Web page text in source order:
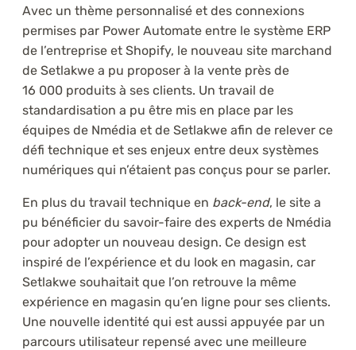
Avec un thème personnalisé et des connexions
permises par Power Automate entre le système ERP
de l’entreprise et Shopify, le nouveau site marchand
de Setlakwe a pu proposer à la vente près de
16 000 produits à ses clients. Un travail de
standardisation a pu être mis en place par les
équipes de Nmédia et de Setlakwe afin de relever ce
défi technique et ses enjeux entre deux systèmes
numériques qui n’étaient pas conçus pour se parler.
En plus du travail technique en back-end, le site a
pu bénéficier du savoir-faire des experts de Nmédia
pour adopter un nouveau design. Ce design est
inspiré de l’expérience et du look en magasin, car
Setlakwe souhaitait que l’on retrouve la même
expérience en magasin qu’en ligne pour ses clients.
Une nouvelle identité qui est aussi appuyée par un
parcours utilisateur repensé avec une meilleure